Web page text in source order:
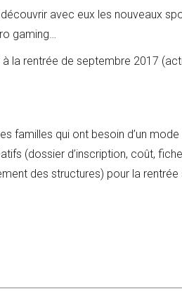
avec eux les nouveaux
gaming…
la rentrée de septembre 2017
familles qui ont besoin d’un
(dossier d’inscription, coût,
des structures) pour la rentrée